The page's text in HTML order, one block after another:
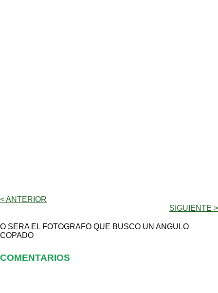
< ANTERIOR
SIGUIENTE >
O SERA EL FOTOGRAFO QUE BUSCO UN ANGULO
COPADO
COMENTARIOS